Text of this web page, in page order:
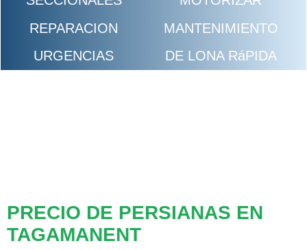
REPARACION
MANTENIMIENTO
URGENCIAS
DE LONA RáPIDA
PRECIO DE PERSIANAS EN
TAGAMANENT